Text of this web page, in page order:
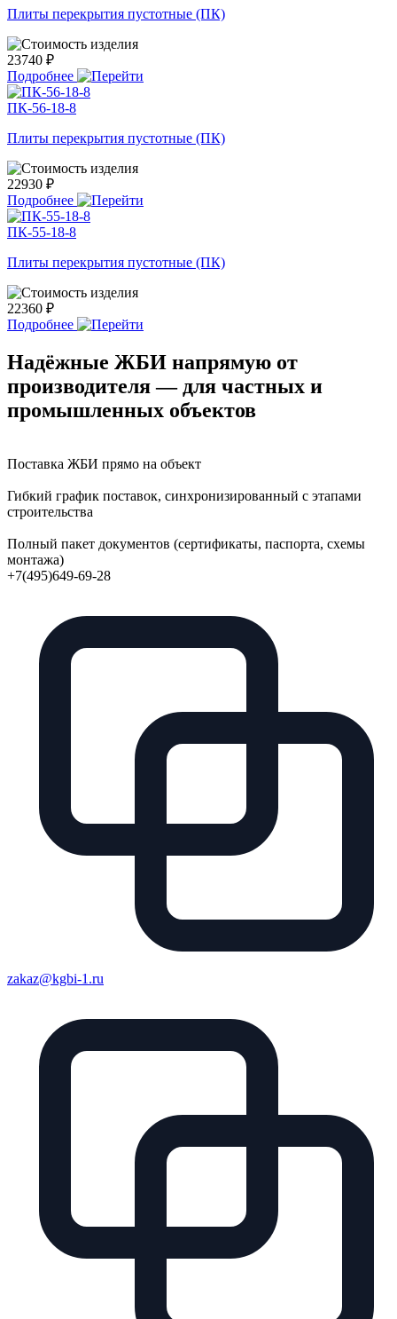
Плиты перекрытия пустотные (ПК)
23740 ₽
Подробнее
ПК-56-18-8
Плиты перекрытия пустотные (ПК)
22930 ₽
Подробнее
ПК-55-18-8
Плиты перекрытия пустотные (ПК)
22360 ₽
Подробнее
Надёжные ЖБИ напрямую от
производителя — для частных и
промышленных объектов
Поставка ЖБИ прямо на объект
Гибкий график поставок, синхронизированный с этапами
строительства
Полный пакет документов (сертификаты, паспорта, схемы
монтажа)
+7(495)649-69-28
zakaz@kgbi-1.ru